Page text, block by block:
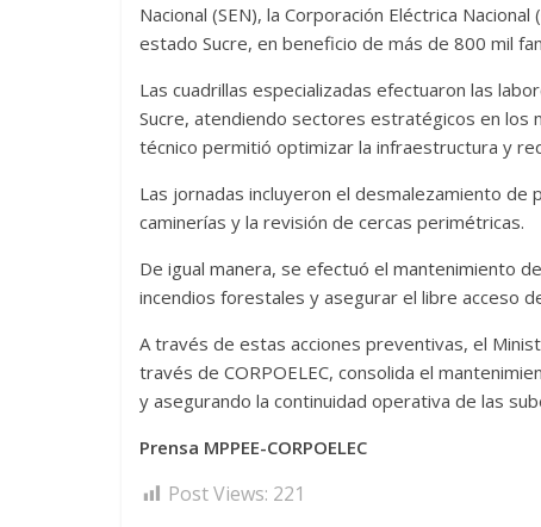
Nacional (SEN), la Corporación Eléctrica
estado Sucre, en beneficio de más de 800 mil
Las cuadrillas especializadas efectuaron las
Sucre, atendiendo sectores estratégicos en los
técnico permitió optimizar la infraestructura y
Las jornadas incluyeron el desmalezamiento de
caminerías y la revisión de cercas perimétricas.
De igual manera, se efectuó el mantenimiento
incendios forestales y asegurar el libre acceso
A través de estas acciones preventivas, el
través de CORPOELEC, consolida el
y asegurando la continuidad operativa de las
Prensa MPPEE-CORPOELEC
Post Views: 221